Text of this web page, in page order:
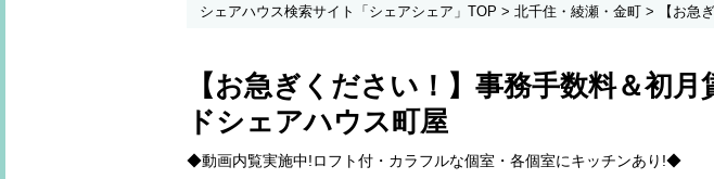
シェアハウス検索サイト「シェアシェア」TOP > 北千住・綾瀬・金町 > 【お急
【お急ぎください！】事務手数料＆初
ドシェアハウス町屋
◆動画内覧実施中!ロフト付・カラフルな個室・各個室にキッチンあり!◆